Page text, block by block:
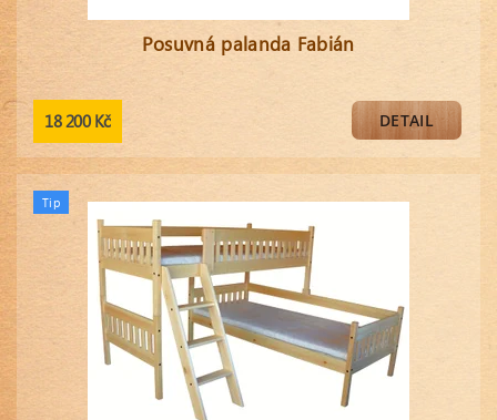
Posuvná palanda Fabián
18 200 Kč DETAIL
Tip